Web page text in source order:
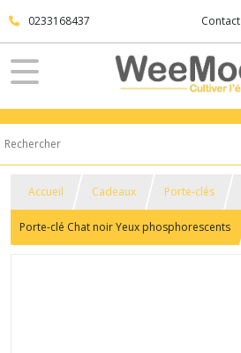
0233168437 Contact
Accueil Cadeaux Porte-clés
Porte-clé Chat noir Yeux phosphorescents